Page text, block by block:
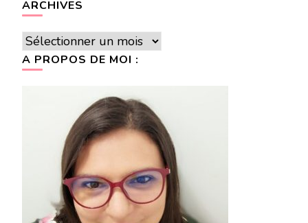
ARCHIVES
Archives
A PROPOS DE MOI :